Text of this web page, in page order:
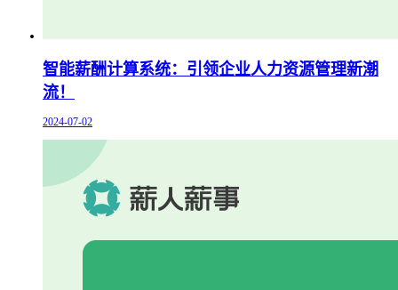
智能薪酬计算系统：引领企业人力资源管理新潮
流！
2024-07-02